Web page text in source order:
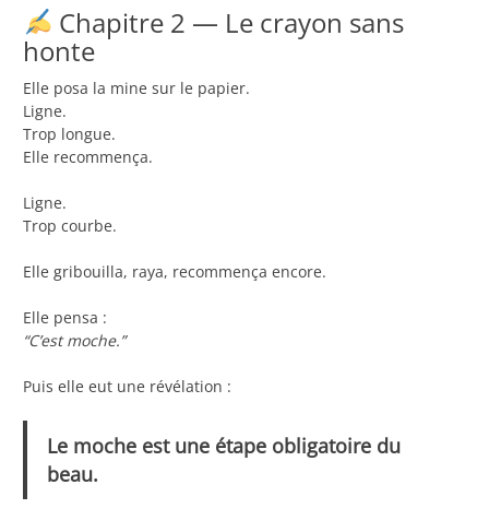
Chapitre 2 — Le crayon sans
honte
Elle posa la mine sur le papier.
Ligne.
Trop longue.
Elle recommença.
Ligne.
Trop courbe.
Elle gribouilla, raya, recommença encore.
Elle pensa :
“C’est moche.”
Puis elle eut une révélation :
Le moche est une étape obligatoire du
beau.